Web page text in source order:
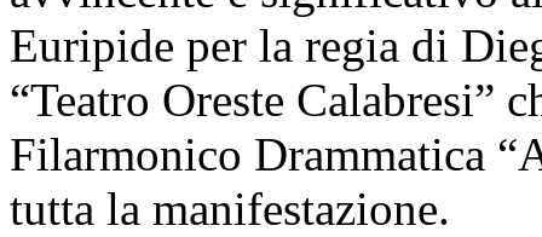
Euripide per la regia di
“Teatro Oreste Calabresi”
Filarmonico Drammatica
tutta la manifestazione.